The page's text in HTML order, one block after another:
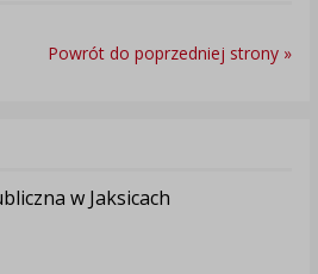
Powrót do poprzedniej strony »
w Jaksicach